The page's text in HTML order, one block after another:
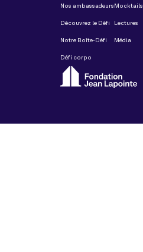
Nos ambassadeurs
Découvrez le Défi
Notre Boîte-Défi
Défi corpo
Mocktails
Lectures
Média